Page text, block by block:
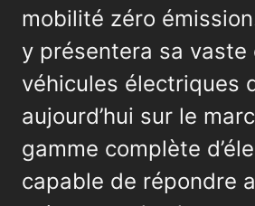
mobilité zéro
y présentera sa vaste
véhicules électriques
aujourd’hui sur le
gamme complète
capable de répondre